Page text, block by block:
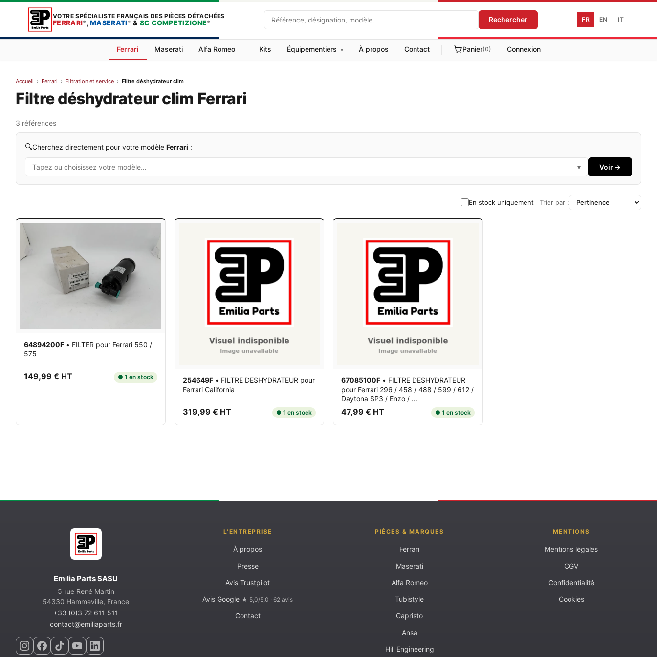
VOTRE SPÉCIALISTE FRANÇAIS DES PIÈCES DÉTACHÉES
FERRARI*,MASERATI* & 8C COMPETIZIONE*
Recherche Rechercher FR EN IT
Ferrari Maserati Alfa Romeo Kits Équipementiers ▾ À propos Contact Panier(0) Connexion
Accueil › Ferrari › Filtration et service › Filtre déshydrateur clim
Filtre déshydrateur clim Ferrari
3 références
🔍Cherchez directement pour votre modèle Ferrari :
▾ Voir →
En stock uniquement Trier par :
64894200F • FILTER pour Ferrari 550 /
575
149,99 € HT ● 1 en stock 254649F • FILTRE DESHYDRATEUR pour
Ferrari California
319,99 € HT ● 1 en stock
67085100F • FILTRE DESHYDRATEUR
pour Ferrari 296 / 458 / 488 / 599 / 612 /
Daytona SP3 / Enzo / ...
47,99 € HT ● 1 en stock
Emilia Parts SASU
5 rue René Martin
54330 Hammeville, France
+33 (0)3 72 611 511
contact@emiliaparts.fr
L'ENTREPRISE
À propos
Presse
Avis Trustpilot
Avis Google ★ 5,0/5,0 · 62 avis
Contact
PIÈCES & MARQUES
Ferrari
Maserati
Alfa Romeo
Tubistyle
Capristo
Ansa
Hill Engineering
MENTIONS
Mentions légales
CGV
Confidentialité
Cookies